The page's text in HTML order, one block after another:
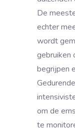
De
echter
wordt
gebruiken
begrijpen
om de
te